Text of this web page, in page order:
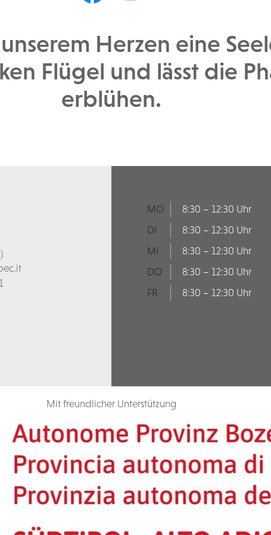
Herzen eine
Flügel und lässt die
erblühen.
MO
8:30 – 12:30 Uhr
DI
8:30 – 12:30 Uhr
MI
8:30 – 12:30 Uhr
DO
8:30 – 12:30 Uhr
FR
8:30 – 12:30 Uhr
Mit freundlicher Unterstützung